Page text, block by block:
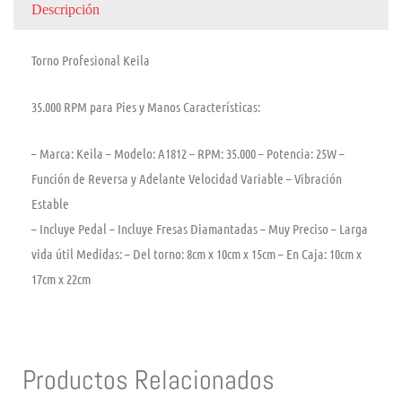
Descripción
Torno Profesional Keila
35.000 RPM para Pies y Manos Características:
– Marca: Keila – Modelo: A1812 – RPM: 35.000 – Potencia: 25W –
Función de Reversa y Adelante Velocidad Variable – Vibración
Estable
– Incluye Pedal – Incluye Fresas Diamantadas – Muy Preciso – Larga
vida útil Medidas: – Del torno: 8cm x 10cm x 15cm – En Caja: 10cm x
17cm x 22cm
Productos Relacionados